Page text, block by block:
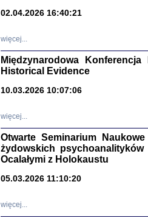
02.04.2026 16:40:21
więcej...
Międzynarodowa
Historical Evidence
10.03.2026 10:07:06
więcej...
Otwarte Seminarium
żydowskich
Ocalałymi z Holokaustu
05.03.2026 11:10:20
więcej...